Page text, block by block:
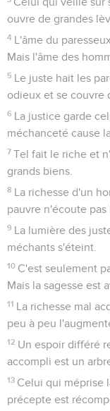
ouvre de grandes
4 L'âme du
Mais l'âme des
5 Le juste hait les
odieux et se couvre
6 La justice garde
méchanceté cause
7 Tel fait le riche et
grands biens.
8 La richesse d'un
pauvre n'écoute pas
9 La lumière des
méchants s'éteint.
10 C'est seulement
Mais la sagesse est
11 La richesse mal
peu à peu
12 Un espoir différé
accompli est un
13 Celui qui méprise
précepte est